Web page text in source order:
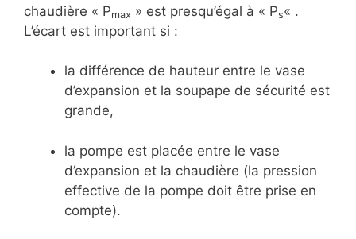
chaudière « Pmax » est presqu’égal à « Ps« .
L’écart est important si :
la différence de hauteur entre le vase
d’expansion et la soupape de sécurité est
grande,
la pompe est placée entre le vase
d’expansion et la chaudière (la pression
effective de la pompe doit être prise en
compte).